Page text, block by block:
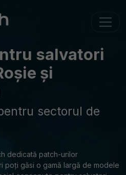
salvatori
și
sectorul de
dedicată patch-urilor
poți găsi o gamă largă de modele